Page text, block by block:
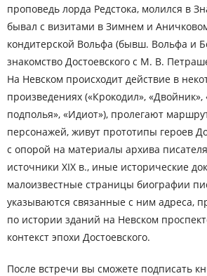
проповедь лорда Редстока, молился в
бывал с визитами в Зимнем и
кондитерской Вольфа (бывш. Вольфа и
знакомство Достоевского с М. В.
На Невском происходит действие в
произведениях («Крокодил», «Двойник»,
подполья», «Идиот»), пролегают
персонажей, живут прототипы героев
с опорой на материалы архива
источники ХIХ в., иные исторические
малоизвестные страницы биографии
указываются связанные с ним адреса,
по истории зданий на Невском
контекст эпохи Достоевского.
После встречи вы сможете подписать